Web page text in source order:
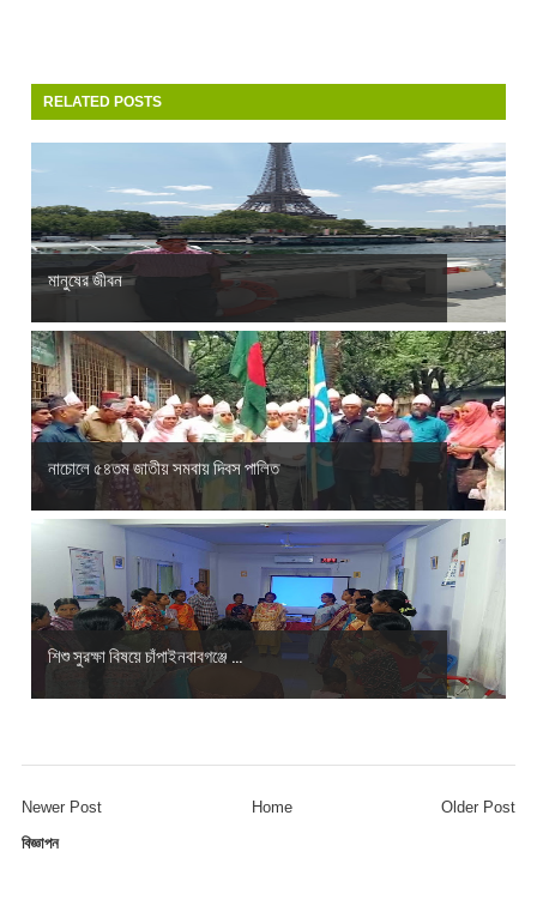
RELATED POSTS
মানুষের জীবন
নাচোলে ৫৪তম জাতীয় সমবায় দিবস পালিত
শিশু সুরক্ষা বিষয়ে চাঁপাইনবাবগঞ্জে ...
Newer Post Older Post
Home
বিজ্ঞাপন